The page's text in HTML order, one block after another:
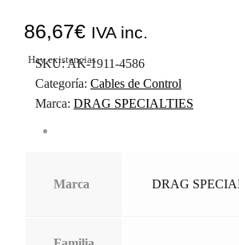
86,67€ IVA inc.
Hay existencias
SKU:AK-1911-4586
Categoría: Cables de Control
Marca: DRAG SPECIALTIES
Marca DRAG